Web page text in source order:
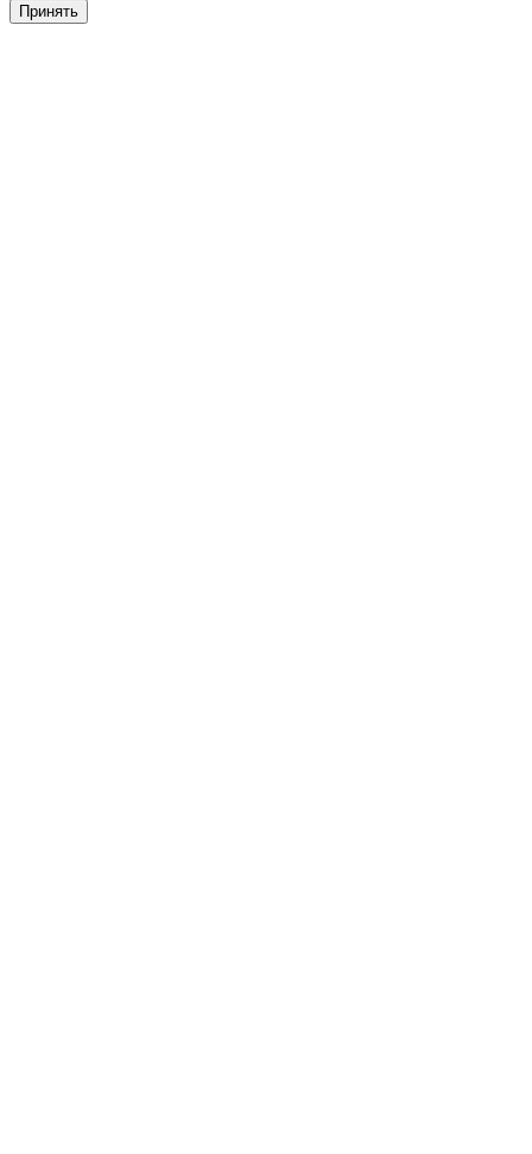
Принять